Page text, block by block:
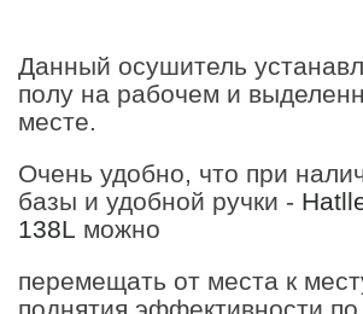
Данный осушитель
полу на рабочем и
месте.
Очень удобно, что при
базы и удобной ручки -
138L можно
перемещать от места к